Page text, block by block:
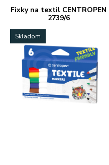
Fixky na textil CENTROPEN
2739/6
Skladom